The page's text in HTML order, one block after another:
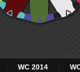
WC 2014